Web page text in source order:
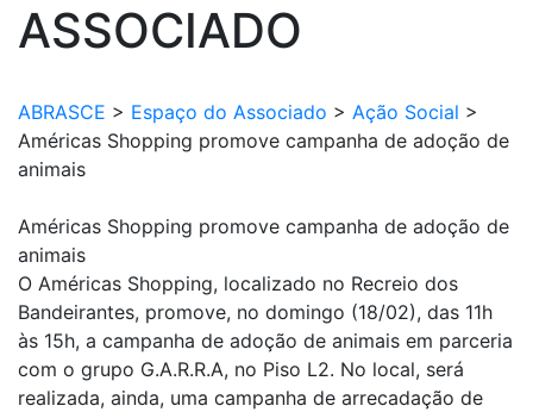
ASSOCIADO
ABRASCE > Espaço do Associado > Ação Social >
Américas Shopping promove campanha de adoção de
animais
Américas Shopping promove campanha de adoção de
animais
O Américas Shopping, localizado no Recreio dos
Bandeirantes, promove, no domingo (18/02), das 11h
às 15h, a campanha de adoção de animais em parceria
com o grupo G.A.R.R.A, no Piso L2. No local, será
realizada, ainda, uma campanha de arrecadação de